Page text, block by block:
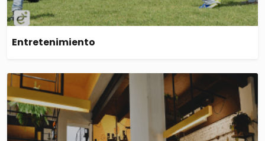
Entretenimiento